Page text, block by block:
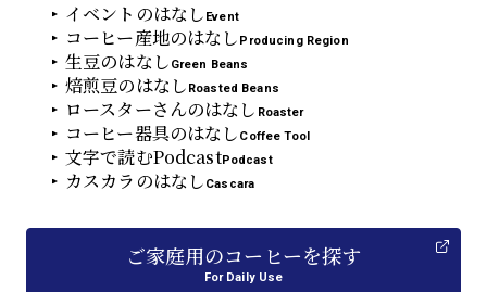
イベントのはなし Event
コーヒー産地のはなし Producing Region
生豆のはなし Green Beans
焙煎豆のはなし Roasted Beans
ロースターさんのはなし Roaster
コーヒー器具のはなし Coffee Tool
文字で読むPodcastPodcast
カスカラのはなし Cascara
ご家庭用のコーヒーを探す
For Daily Use